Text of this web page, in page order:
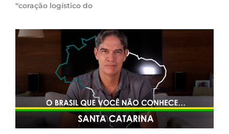
“coração logístico do